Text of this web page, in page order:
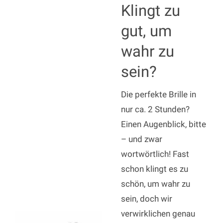
Klingt zu
gut, um
wahr zu
sein?
Die perfekte Brille in
nur ca. 2 Stunden?
Einen Augenblick, bitte
– und zwar
wortwörtlich! Fast
schon klingt es zu
schön, um wahr zu
sein, doch wir
verwirklichen genau